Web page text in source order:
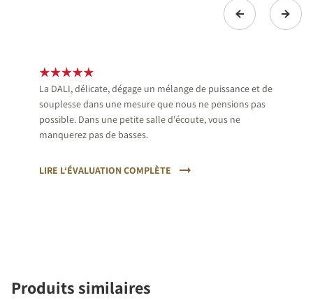
La DALI, délicate, dégage un mélange de puissance et de
souplesse dans une mesure que nous ne pensions pas
possible. Dans une petite salle d'écoute, vous ne
manquerez pas de basses.
LIRE L‘ÉVALUATION COMPLÈTE
Produits similaires